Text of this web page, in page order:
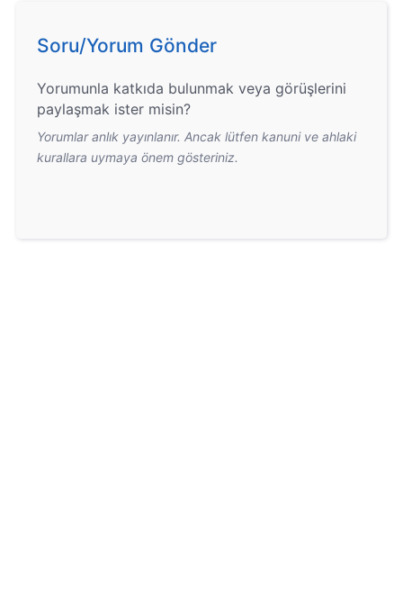
Soru/Yorum Gönder
Yorumunla katkıda bulunmak veya görüşlerini
paylaşmak ister misin?
Yorumlar anlık yayınlanır. Ancak lütfen kanuni ve ahlaki
kurallara uymaya önem gösteriniz.